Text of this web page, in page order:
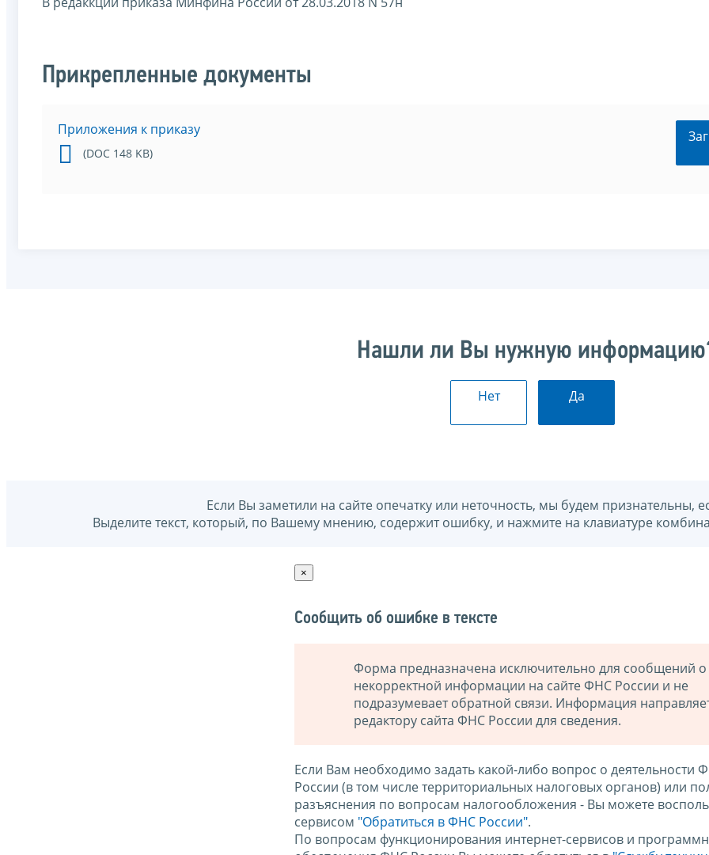
Прикрепленные документы
Приложения к приказу
(DOC 148 KB)
Нашли ли Вы нужную
Нет Да
Если Вы заметили на сайте опечатку или неточность, мы будем признательны,
Выделите текст, который, по Вашему мнению, содержит ошибку, и нажмите на клавиатуре
×
Сообщить об ошибке в тексте
Форма предназначена исключительно для сообщений о
некорректной информации на сайте ФНС России и не
подразумевает обратной связи. Информация
редактору сайта ФНС России для сведения.
Если Вам необходимо задать какой-либо вопрос о деятельности
России (в том числе территориальных налоговых органов) или
разъяснения по вопросам налогообложения - Вы можете
сервисом "Обратиться в ФНС России".
По вопросам функционирования интернет-сервисов и